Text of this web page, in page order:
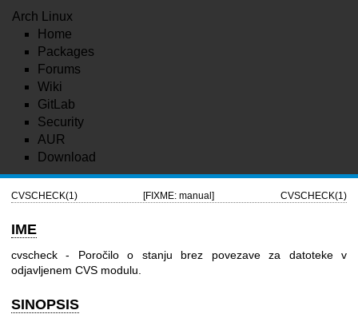
Arch Linux
Home
Packages
Forums
Wiki
GitLab
Security
AUR
Download
CVSCHECK(1) [FIXME: manual] CVSCHECK(1)
IME
cvscheck - Poročilo o stanju brez povezave za datoteke v
odjavljenem CVS modulu.
SINOPSIS